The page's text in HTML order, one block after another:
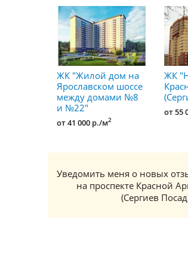
ЖК "Жилой дом на
Ярославском шоссе
между домами №8
и №22"
от 41 000 р./м2
ЖК
от 55
Уведомить меня о новых
на проспекте Красной
(Сергиев